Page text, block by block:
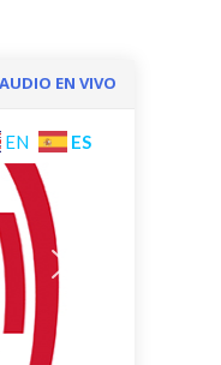
AUDIO EN VIVO
EN ES